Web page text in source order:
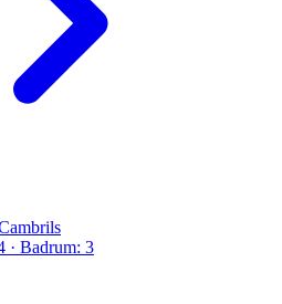
· Badrum: 3